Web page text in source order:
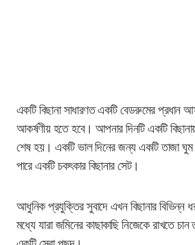
একটি বিছানা সাধারণত একটি বেডরুমের প্রধান
আকর্ষণীয় হতে হবে। আপনার দিনটি একটি
শেষ হয়। একটি ভাল দিনের জন্য একটি তাজা ঘুম
পারে একটি চকৎকার বিছানার সেট।
আধুনিক প্রযুক্তির সুবাদে এখন বিছানার
মধ্যে যারা জমিনের কাছাকাছি নিজেকে রাখতে